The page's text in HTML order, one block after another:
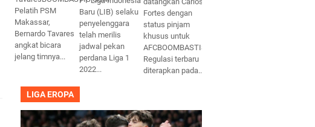
Pelatih PSM
Makassar,
Bernardo Tavares
angkat bicara
jelang timnya...
Baru (LIB) selaku
penyelenggara
telah merilis
jadwal pekan
perdana Liga 1
2022...
Fortes dengan
status pinjam
khusus untuk
AFCBOOMBASTIS.COM-
Regulasi terbaru
diterapkan pada...
LIGA EROPA